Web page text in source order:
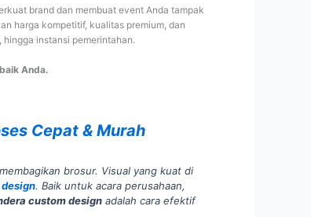
brand dan membuat event Anda tampak
harga kompetitif, kualitas premium, dan
instansi pemerintahan.
Anda.
Cepat & Murah
brosur. Visual yang kuat di
. Baik untuk acara perusahaan,
custom design adalah cara efektif